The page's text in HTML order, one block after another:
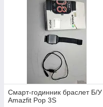
Смарт-годинник браслет Б/У
Amazfit Pop 3S